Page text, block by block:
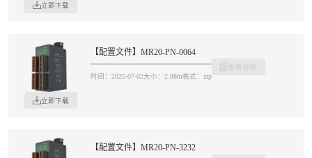
立即下载
【配置文件】MR20-PN-0064
时间：2025-07-02大小：2.88m格式：zip
查看详情
立即下载
【配置文件】MR20-PN-3232